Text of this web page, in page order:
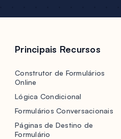
Principais Recursos
Construtor de Formulários
Online
Lógica Condicional
Formulários Conversacionais
Páginas de Destino de
Formulário